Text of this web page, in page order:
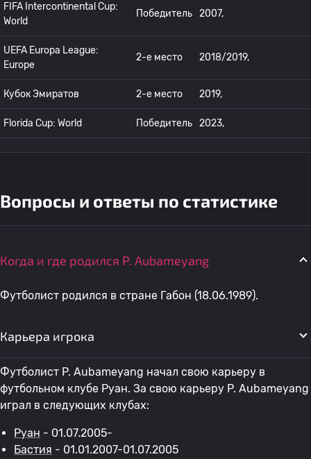
FIFA Intercontinental Cup:
World
Победитель 2007,
UEFA Europa League:
Europe
2-е место 2018/2019,
Кубок Эмиратов 2-е место 2019,
Florida Cup: World Победитель 2023,
Вопросы и ответы по статистике
Когда и где родился P. Aubameyang
Футболист родился в стране Габон (18.06.1989).
Карьера игрока
Футболист P. Aubameyang начал свою карьеру в
футбольном клубе Руан. За свою карьеру P. Aubameyang
играл в следующих клубах:
Руан - 01.07.2005-
Бастия - 01.01.2007-01.07.2005